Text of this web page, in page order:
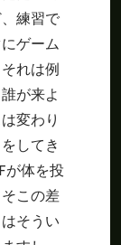
練習で
ゲーム
れは例
が来よ
変わり
してき
が体を投
この差
そうい